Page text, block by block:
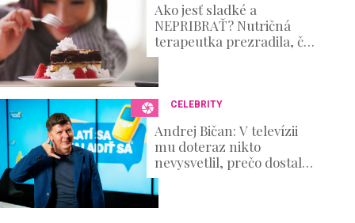
Ako jesť sladké a
NEPRIBRAŤ? Nutričná
terapeutka prezradila, čo
naozaj funguje!
CELEBRITY
Andrej Bičan: V televízii
mu doteraz nikto
nevysvetlil, prečo dostal
padáka, on však
prehovoril o zákulisí
výroby